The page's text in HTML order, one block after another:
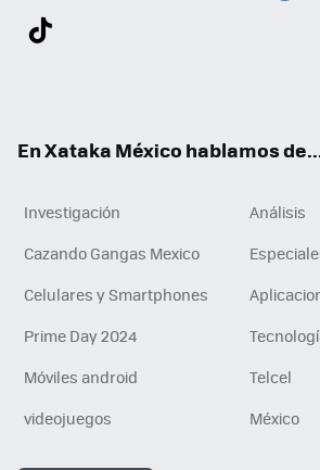
En Xataka México hablamos
Investigación
Análisis
Cazando Gangas Mexico
Celulares y Smartphones
Prime Day 2024
Móviles android
Telcel
videojuegos
México